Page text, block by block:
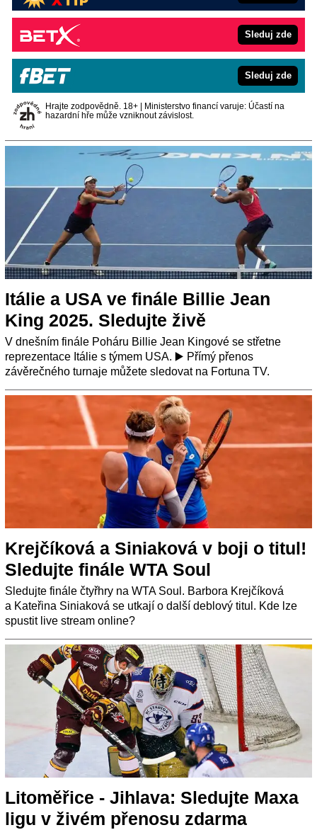
Sleduj zde
Sleduj zde
Hrajte zodpovědně. 18+ | Ministerstvo financí varuje: Účastí na
hazardní hře může vzniknout závislost.
Itálie a USA ve finále Billie Jean
King 2025. Sledujte živě
V dnešním finále Poháru Billie Jean Kingové se střetne
reprezentace Itálie s týmem USA. ▶️ Přímý přenos
závěrečného turnaje můžete sledovat na Fortuna TV.
Krejčíková a Siniaková v boji o titul!
Sledujte finále WTA Soul
Sledujte finále čtyřhry na WTA Soul. Barbora Krejčíková
a Kateřina Siniaková se utkají o další deblový titul. Kde lze
spustit live stream online?
Litoměřice - Jihlava: Sledujte Maxa
ligu v živém přenosu zdarma